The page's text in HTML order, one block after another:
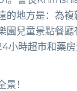
的地方是：為
園兒童景點餐廳
時超市和藥房
！